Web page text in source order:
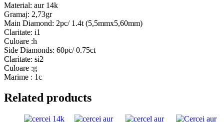
Material: aur 14k
Gramaj: 2,73gr
Main Diamond: 2pc/ 1.4t (5,5mmx5,60mm)
Claritate: i1
Culoare :h
Side Diamonds: 60pc/ 0.75ct
Claritate: si2
Culoare :g
Marime : 1c
Related products